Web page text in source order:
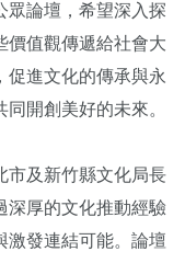
眾論壇，希望深入探
價值觀傳遞給社會大
促進文化的傳承與永
開創美好的未來。
市及新竹縣文化局長
深厚的文化推動經驗
激發連結可能。論壇